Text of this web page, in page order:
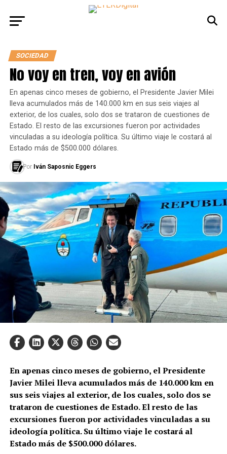
SOCIEDAD
No voy en tren, voy en avión
En apenas cinco meses de gobierno, el Presidente Javier Milei
lleva acumulados más de 140.000 km en sus seis viajes al
exterior, de los cuales, solo dos se trataron de cuestiones de
Estado. El resto de las excursiones fueron por actividades
vinculadas a su ideología política. Su último viaje le costará al
Estado más de $500.000 dólares.
Por Iván Saposnic Eggers
En apenas cinco meses de gobierno, el Presidente
Javier Milei lleva acumulados más de 140.000 km en
sus seis viajes al exterior, de los cuales, solo dos se
trataron de cuestiones de Estado. El resto de las
excursiones fueron por actividades vinculadas a su
ideología política. Su último viaje le costará al
Estado más de $500.000 dólares.